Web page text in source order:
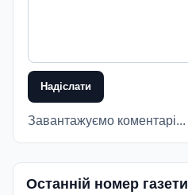
Надіслати
Завантажуємо коментарі...
Останній номер газети